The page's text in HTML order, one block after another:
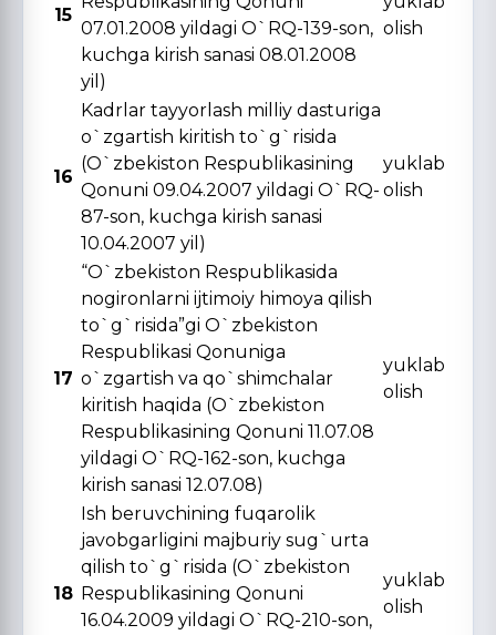
15
07.01.2008 yildagi O`RQ-139-son,
kuchga kirish sanasi 08.01.2008
yil)
olish
16
Kadrlar tayyorlash milliy dasturiga
o`zgartish kiritish to`g`risida
(O`zbekiston Respublikasining
Qonuni 09.04.2007 yildagi O`RQ-
87-son, kuchga kirish sanasi
10.04.2007 yil)
yuklab
olish
17
“O`zbekiston Respublikasida
nogironlarni ijtimoiy himoya qilish
to`g`risida”gi O`zbekiston
Respublikasi Qonuniga
o`zgartish va qo`shimchalar
kiritish haqida (O`zbekiston
Respublikasining Qonuni 11.07.08
yildagi O`RQ-162-son, kuchga
kirish sanasi 12.07.08)
yuklab
olish
18
Ish beruvchining fuqarolik
javobgarligini majburiy sug`urta
qilish to`g`risida (O`zbekiston
Respublikasining Qonuni
16.04.2009 yildagi O`RQ-210-son,
yuklab
olish